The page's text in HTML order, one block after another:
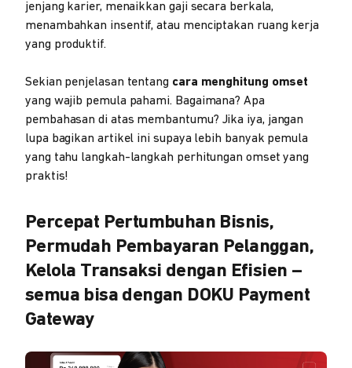
jenjang karier, menaikkan gaji secara berkala,
menambahkan insentif, atau menciptakan ruang kerja
yang produktif.
Sekian penjelasan tentang cara menghitung omset
yang wajib pemula pahami. Bagaimana? Apa
pembahasan di atas membantumu? Jika iya, jangan
lupa bagikan artikel ini supaya lebih banyak pemula
yang tahu langkah-langkah perhitungan omset yang
praktis!
Percepat Pertumbuhan Bisnis,
Permudah Pembayaran Pelanggan,
Kelola Transaksi dengan Efisien –
semua bisa dengan DOKU Payment
Gateway